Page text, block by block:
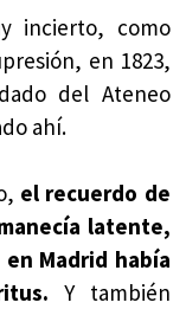
incierto, como
en 1823,
del Ateneo
ahí.
el recuerdo de
latente,
Madrid había
Y también